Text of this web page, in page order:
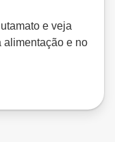
e veja
alimentação e no